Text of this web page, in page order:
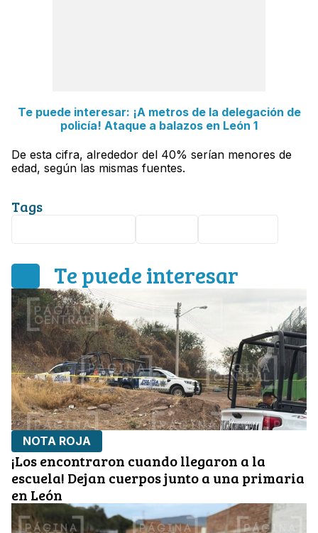
Te puede interesar: ¡A metros de la delegación de
policía! Ataque a balazos en León 1
De esta cifra, alrededor del 40% serían menores de
edad, según las mismas fuentes.
Tags
Te puede interesar
NOTA ROJA
¡Los encontraron cuando llegaron a la
escuela! Dejan cuerpos junto a una primaria
en León